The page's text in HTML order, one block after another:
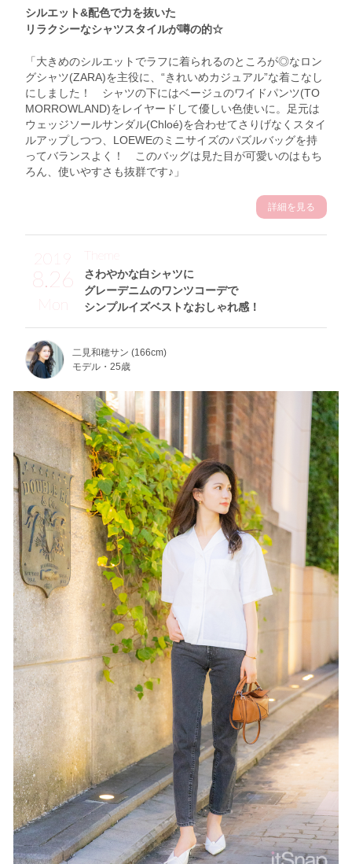
シルエット&配色で力を抜いた
リラクシーなシャツスタイルが噂の的☆
「大きめのシルエットでラフに着られるのところが◎なロン
グシャツ(ZARA)を主役に、“きれいめカジュアル”な着こなし
にしました！ シャツの下にはベージュのワイドパンツ(TO
MORROWLAND)をレイヤードして優しい色使いに。足元は
ウェッジソールサンダル(Chloé)を合わせてさりげなくスタイ
ルアップしつつ、LOEWEのミニサイズのパズルバッグを持
ってバランスよく！ このバッグは見た目が可愛いのはもち
ろん、使いやすさも抜群です♪」
詳細を見る
2019
8.26
Mon
さわやかな白シャツに
グレーデニムのワンツコーデで
シンプルイズベストなおしゃれ感！
Theme
二見和穂サン (166cm)
モデル・25歳